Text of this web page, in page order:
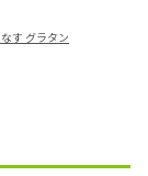
なす グラタン